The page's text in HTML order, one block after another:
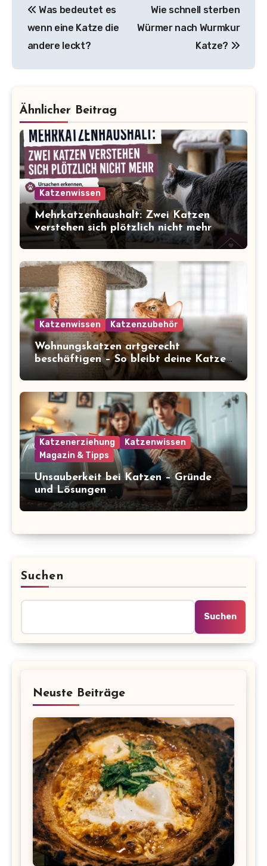
Was bedeutet es
wenn eine Katze die
andere leckt?
Wie schnell sterben
Würmer nach Wurmkur
Katze?
Ähnlicher Beitrag
Katzenwissen
Mehrkatzenhaushalt: Zwei Katzen
verstehen sich plötzlich nicht mehr
Katzenwissen Katzenzubehör
Wohnungskatzen artgerecht
beschäftigen – So bleibt deine Katze
glücklich und gesund
Katzenerziehung
Katzenwissen
Magazin & Tipps
Unsauberkeit bei Katzen – Gründe
und Lösungen
Suchen
Suchen
Neuste Beiträge